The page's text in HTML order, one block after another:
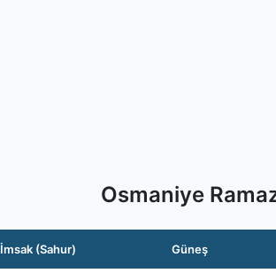
Osmaniye
İmsak (Sahur) Güneş